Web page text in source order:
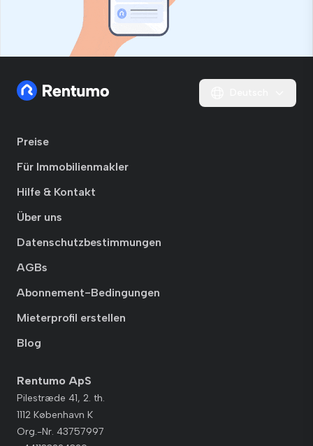
Preise
Für Immobilienmakler
Hilfe & Kontakt
Über uns
Datenschutzbestimmungen
AGBs
Abonnement-Bedingungen
Mieterprofil erstellen
Blog
Rentumo ApS
Pilestræde 41, 2. th.
1112 København K
Org.-Nr. 43757997